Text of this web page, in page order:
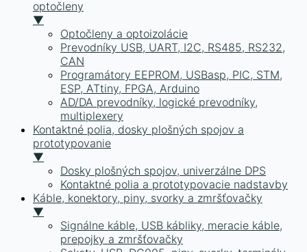
optočleny
▼
Optočleny a optoizolácie
Prevodníky USB, UART, I2C, RS485, RS232,
CAN
Programátory EEPROM, USBasp, PIC, STM,
ESP, ATtiny, FPGA, Arduino
AD/DA prevodníky, logické prevodníky,
multiplexery
Kontaktné polia, dosky plošných spojov a
prototypovanie
▼
Dosky plošných spojov, univerzálne DPS
Kontaktné polia a prototypovacie nadstavby
Káble, konektory, piny, svorky a zmršťovačky
▼
Signálne káble, USB kábliky, meracie káble,
prepojky a zmršťovačky